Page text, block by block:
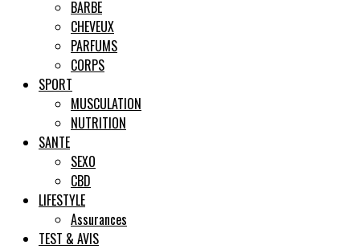
Male
BARBE
CHEVEUX
PARFUMS
CORPS
SPORT
MUSCULATION
NUTRITION
SANTE
SEXO
CBD
LIFESTYLE
Assurances
TEST & AVIS